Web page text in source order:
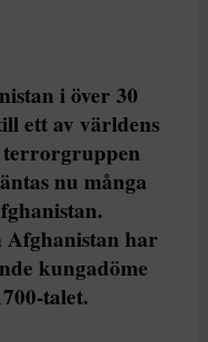
i över 30
ett av världens
terrorgruppen
nu många
Afghanistan har
kungadöme
talet.